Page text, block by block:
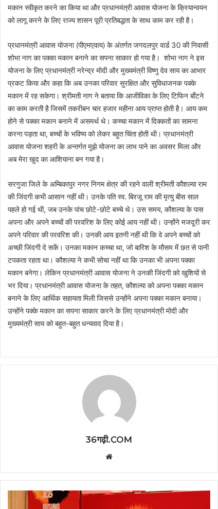
मकान स्वीकृत करने का किया था और प्रधानमंत्री आवास योजना के क्रियान्वयन
को लागू करने के लिए राज्य शासन पूरी प्रतिबद्धता के साथ काम कर रही है।
प्रधानमंत्री आवास योजना (पीएमएवाय) के अंतर्गत जगदलपुर वार्ड 30 की निवासी
शोभा नाग का पक्का मकान बनाने का सपना साकार हो गया है। शोभा नाग ने इस
योजना के लिए प्रधानमंत्री नरेन्द्र मोदी और मुख्यमंत्री विष्णु देव साय का आभार
प्रकट किया और कहा कि अब उनका परिवार सुरक्षित और सुविधाजनक पक्के
मकान में रह सकेगा। श्रीमती नाग ने बताया कि आजीविका के लिए टिफिन बाँटने
का काम करती है जिसमें तकरीबन चार हजार महीना आय प्राप्त होती है। आय कम
होने से पक्का मकान बनाने में असमर्थ थे। कच्चा मकान में दिक्कतों का सामना
करना पड़ता था, बच्चों के भविष्य को लेकर बहुत चिंता होती थी। प्रधानमंत्री
आवास योजना शहरी के अन्तर्गत मुझे योजना का लाभ पाने का अवसर मिला और
अब मेरा खुद का आशियाना बन गया है।
सरगुजा जिले के अम्बिकापुर नगर निगम क्षेत्र की रहने वाली श्रीमती कौशल्या राम
की जिंदगी कभी आसान नहीं थी। उनके पति स्व. बिरजू राम की मृत्यु बीस साल
पहले हो गई थी, जब उनके पांच छोटे-छोटे बच्चे थे। उस समय, कौशल्या के पास
अपना और अपने बच्चों की परवरिश के लिए कोई आय नहीं थी। उन्होंने मजदूरी कर
अपने परिवार की परवरिश की। उनकी आय इतनी नहीं थी कि वे अपने बच्चों को
अच्छी जिंदगी दे सकें। उनका मकान कच्चा था, जो बारिश के मौसम में छत से पानी
टपकता रहता था। कौशल्या ने कभी सोचा नहीं था कि उनका भी अपना पक्का
मकान बनेगा। लेकिन प्रधानमंत्री आवास योजना ने उनकी जिंदगी को खुशियों से
भर दिया। प्रधानमंत्री आवास योजना के तहत, कौशल्या को अपना पक्का मकान
बनाने के लिए आर्थिक सहायता मिली जिससे उन्होंने अपना पक्का मकान बनाया।
उन्होंने पक्के मकान का सपना साकार करने के लिए प्रधानमंत्री मोदी और
मुख्यमंत्री साय को बहुत-बहुत धन्यवाद दिया है।
36गढ़ी.COM